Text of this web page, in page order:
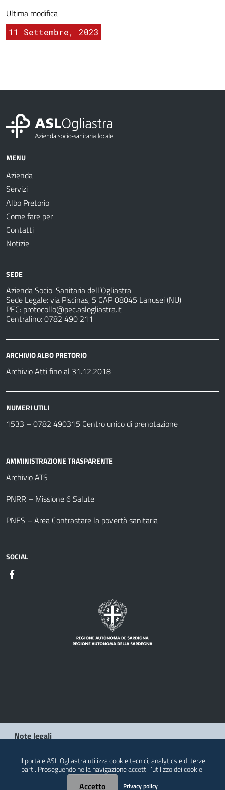
Ultima modifica
11 Settembre, 2023
MENU
Azienda
Servizi
Albo Pretorio
Come fare per
Contatti
Notizie
SEDE
Azienda Socio-Sanitaria dell’Ogliastra
Sede Legale: via Piscinas, 5 CAP 08045 Lanusei (NU)
PEC: protocollo@pec.aslogliastra.it
Centralino: 0782 490 211
ARCHIVIO ALBO PRETORIO
Archivio Atti fino al 31.12.2018
NUMERI UTILI
1533 – 0782 490315 Centro unico di prenotazione
AMMINISTRAZIONE TRASPARENTE
Archivio ATS
PNRR – Missione 6 Salute
PNES – Area Contrastare la povertà sanitaria
SOCIAL
Note legali
Contatti
Il portale ASL Ogliastra utilizza cookie tecnici, analytics e di terze
parti. Proseguendo nella navigazione accetti l’utilizzo dei cookie.
Accetto Privacy policy